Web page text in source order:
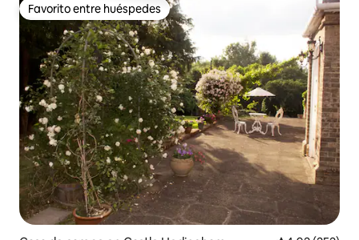
Favorito entre huéspedes
Favorito entre huéspedes